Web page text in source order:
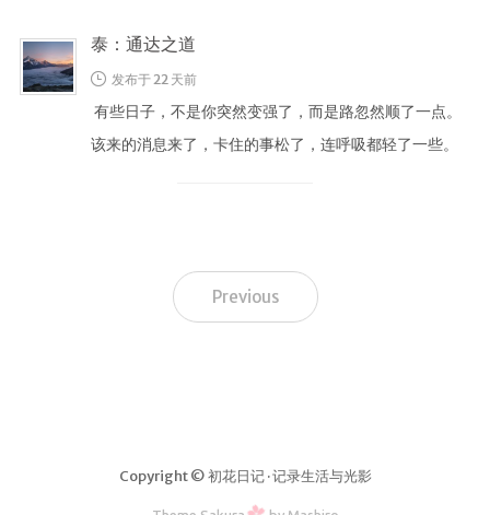
泰：通达之道
发布于 22 天前
有些日子，不是你突然变强了，而是路忽然顺了一点。
该来的消息来了，卡住的事松了，连呼吸都轻了一些。
Previous
Copyright © 初花日记 · 记录生活与光影